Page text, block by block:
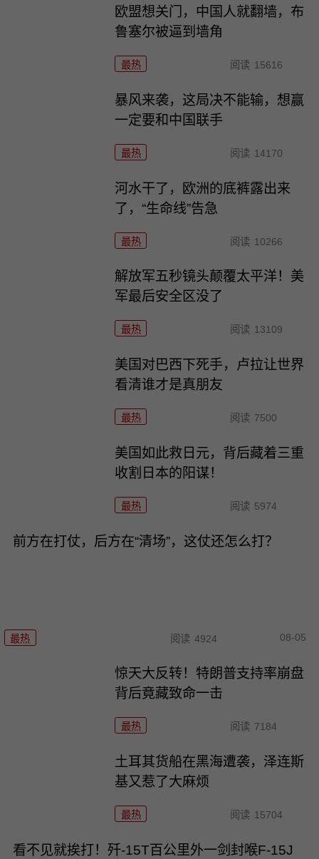
欧盟想关门，中国人就翻墙，布
鲁塞尔被逼到墙角
最热 阅读 15616
暴风来袭，这局决不能输，想赢
一定要和中国联手
最热 阅读 14170
河水干了，欧洲的底裤露出来
了，“生命线”告急
最热 阅读 10266
解放军五秒镜头颠覆太平洋！美
军最后安全区没了
最热 阅读 13109
美国对巴西下死手，卢拉让世界
看清谁才是真朋友
最热 阅读 7500
美国如此救日元，背后藏着三重
收割日本的阳谋！
最热 阅读 5974
前方在打仗，后方在“清场”，这仗还怎么打？
最热 阅读 4924 08-05
惊天大反转！特朗普支持率崩盘
背后竟藏致命一击
最热 阅读 7184
土耳其货船在黑海遭袭，泽连斯
基又惹了大麻烦
最热 阅读 15704
看不见就挨打！歼-15T百公里外一剑封喉F-15J